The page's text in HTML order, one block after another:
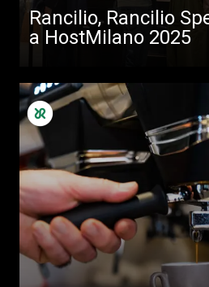
Rancilio, Rancilio
a HostMilano 2025